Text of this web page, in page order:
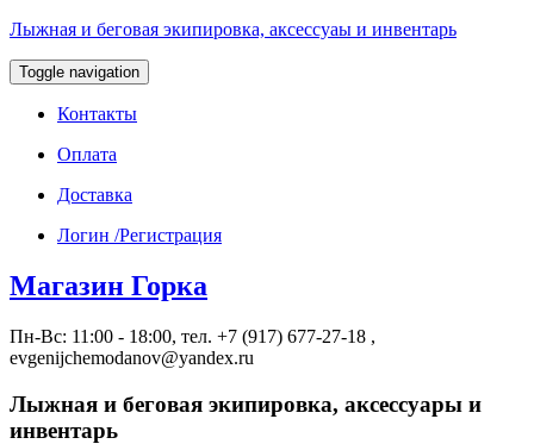
Лыжная и беговая экипировка, аксессуаы и инвентарь
Toggle navigation
Контакты
Оплата
Доставка
Логин /Регистрация
Магазин Горка
Пн-Вс: 11:00 - 18:00, тел. +7 (917) 677-27-18 ,
evgenijchemodanov@yandex.ru
Лыжная и беговая экипировка, аксессуары и
инвентарь